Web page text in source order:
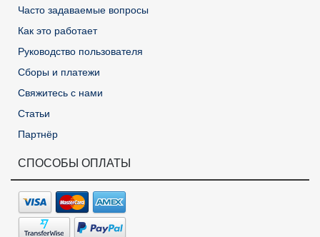
Часто задаваемые вопросы
Как это работает
Руководство пользователя
Сборы и платежи
Свяжитесь с нами
Статьи
Партнёр
СПОСОБЫ ОПЛАТЫ